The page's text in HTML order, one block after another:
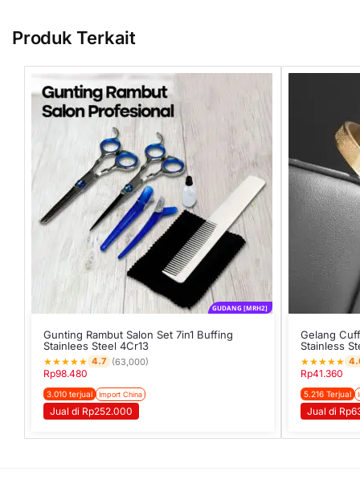
Produk Terkait
GUDANG [MRH2]
Gunting Rambut Salon Set 7in1 Buffing
Stainlees Steel 4Cr13
★★★★★ 4.7 (63,000)
Rp98.480
3.010 terjual Import China
Jual di Rp252.000
Gelang
Stainless
★★★★★
Rp41.360
5.216 Terjual
Jual di